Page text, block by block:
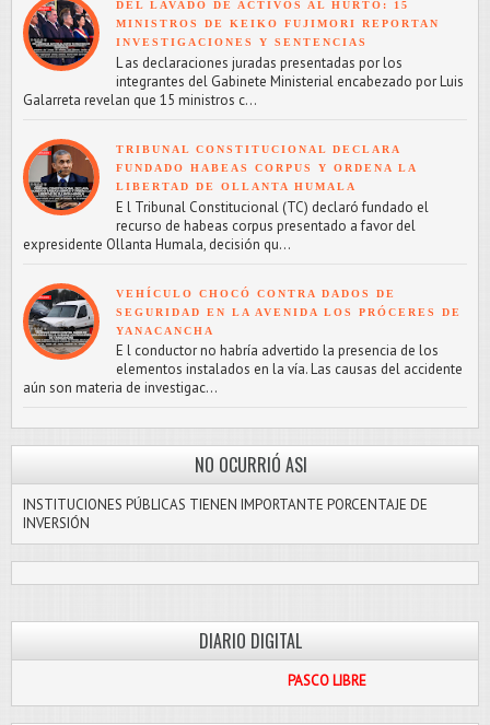
DEL LAVADO DE ACTIVOS AL HURTO: 15
MINISTROS DE KEIKO FUJIMORI REPORTAN
INVESTIGACIONES Y SENTENCIAS
L as declaraciones juradas presentadas por los
integrantes del Gabinete Ministerial encabezado por Luis
Galarreta revelan que 15 ministros c...
TRIBUNAL CONSTITUCIONAL DECLARA
FUNDADO HABEAS CORPUS Y ORDENA LA
LIBERTAD DE OLLANTA HUMALA
E l Tribunal Constitucional (TC) declaró fundado el
recurso de habeas corpus presentado a favor del
expresidente Ollanta Humala, decisión qu...
VEHÍCULO CHOCÓ CONTRA DADOS DE
SEGURIDAD EN LA AVENIDA LOS PRÓCERES DE
YANACANCHA
E l conductor no habría advertido la presencia de los
elementos instalados en la vía. Las causas del accidente
aún son materia de investigac...
NO OCURRIÓ ASI
INSTITUCIONES PÚBLICAS TIENEN IMPORTANTE PORCENTAJE DE
INVERSIÓN
DIARIO DIGITAL